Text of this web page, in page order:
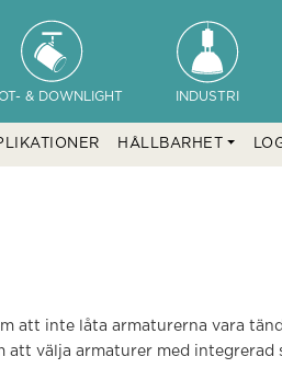
& DOWNLIGHT INDUSTRI
HÅLLBARHET
att inte låta armaturerna vara
välja armaturer med